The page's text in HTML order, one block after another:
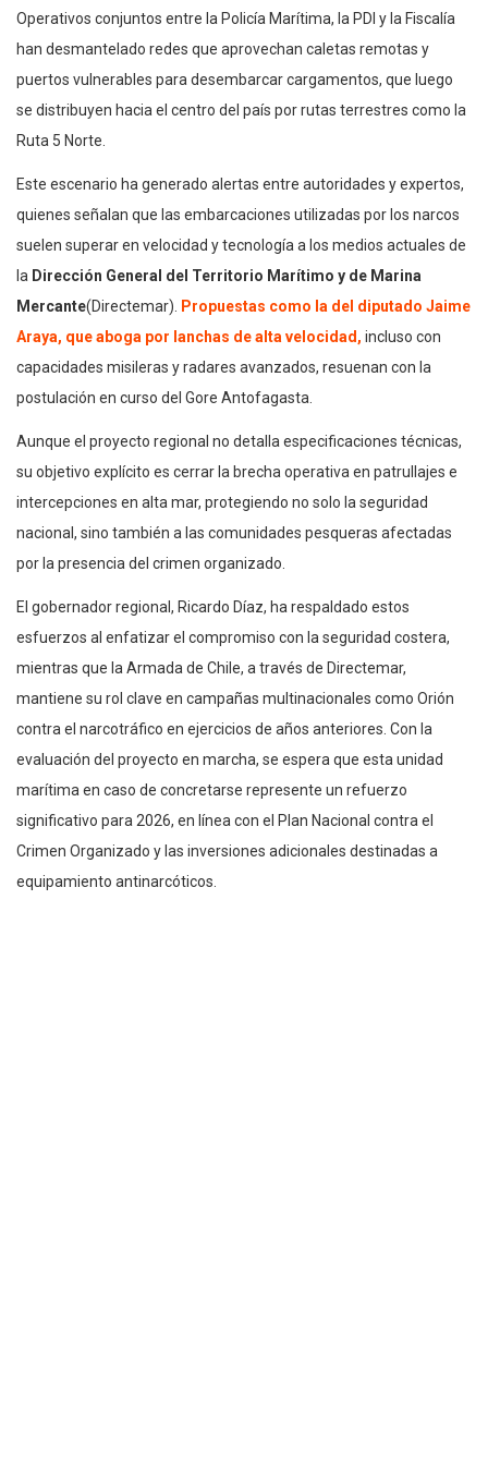
Operativos conjuntos entre la Policía Marítima, la PDI y la Fiscalía
han desmantelado redes que aprovechan caletas remotas y
puertos vulnerables para desembarcar cargamentos, que luego
se distribuyen hacia el centro del país por rutas terrestres como la
Ruta 5 Norte.
Este escenario ha generado alertas entre autoridades y expertos,
quienes señalan que las embarcaciones utilizadas por los narcos
suelen superar en velocidad y tecnología a los medios actuales de
la Dirección General del Territorio Marítimo y de Marina
Mercante(Directemar).
Propuestas como la del diputado Jaime
Araya, que aboga por lanchas de alta velocidad, incluso con
capacidades misileras y radares avanzados, resuenan con la
postulación en curso del Gore Antofagasta.
Aunque el proyecto regional no detalla especificaciones técnicas,
su objetivo explícito es cerrar la brecha operativa en patrullajes e
intercepciones en alta mar, protegiendo no solo la seguridad
nacional, sino también a las comunidades pesqueras afectadas
por la presencia del crimen organizado.
El gobernador regional, Ricardo Díaz, ha respaldado estos
esfuerzos al enfatizar el compromiso con la seguridad costera,
mientras que la Armada de Chile, a través de Directemar,
mantiene su rol clave en campañas multinacionales como Orión
contra el narcotráfico en ejercicios de años anteriores. Con la
evaluación del proyecto en marcha, se espera que esta unidad
marítima en caso de concretarse represente un refuerzo
significativo para 2026, en línea con el Plan Nacional contra el
Crimen Organizado y las inversiones adicionales destinadas a
equipamiento antinarcóticos.